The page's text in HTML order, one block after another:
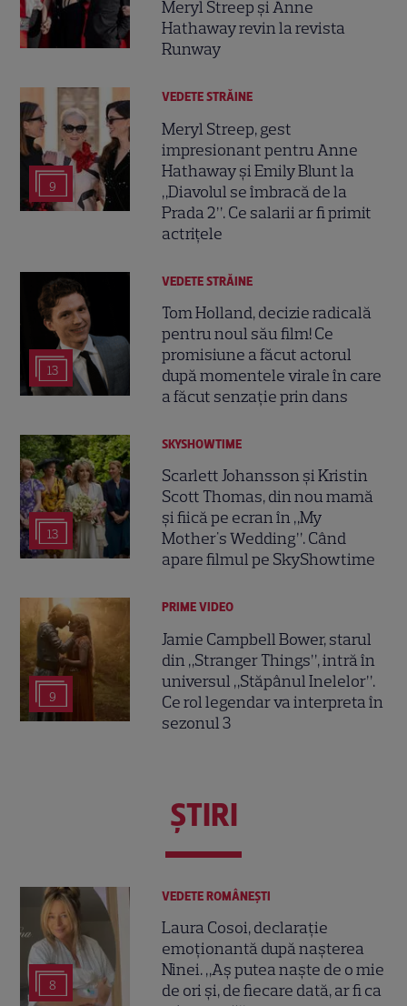
Meryl Streep și Anne
Hathaway revin la revista
Runway
9
VEDETE STRĂINE
Meryl Streep, gest
impresionant pentru Anne
Hathaway și Emily Blunt la
„Diavolul se îmbracă de la
Prada 2”. Ce salarii ar fi primit
actrițele
13
VEDETE STRĂINE
Tom Holland, decizie radicală
pentru noul său film! Ce
promisiune a făcut actorul
după momentele virale în care
a făcut senzație prin dans
13
SKYSHOWTIME
Scarlett Johansson și Kristin
Scott Thomas, din nou mamă
și fiică pe ecran în „My
Mother's Wedding”. Când
apare filmul pe SkyShowtime
9
PRIME VIDEO
Jamie Campbell Bower, starul
din „Stranger Things”, intră în
universul „Stăpânul Inelelor”.
Ce rol legendar va interpreta în
sezonul 3
ŞTIRI
8
VEDETE ROMÂNEŞTI
Laura Cosoi, declarație
emoționantă după nașterea
Ninei. „Aș putea naște de o mie
de ori și, de fiecare dată, ar fi ca